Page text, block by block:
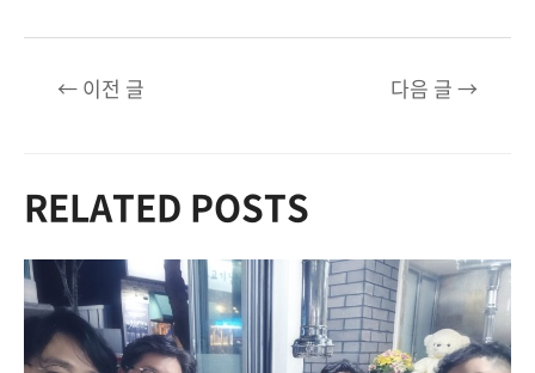
←이전 글 다음 글→
RELATED POSTS